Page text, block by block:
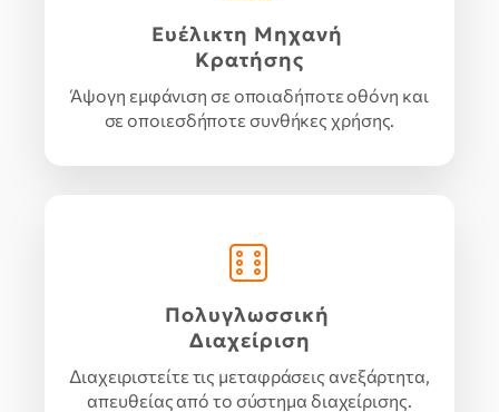
Ευέλικτη Μηχανή
Κρατήσης
Άψογη εμφάνιση σε οποιαδήποτε οθόνη και
σε οποιεσδήποτε συνθήκες χρήσης.
Πολυγλωσσική
Διαχείριση
Διαχειριστείτε τις μεταφράσεις ανεξάρτητα,
απευθείας από το σύστημα διαχείρισης.